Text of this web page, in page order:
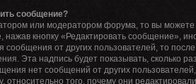
сообщение?
или модератором форума, то вы
нажав кнопку «Редактировать сообщение»,
от других пользователей, то
Эта надпись будет показывать, сколько
нет сообщений от других
относительно того, почему они